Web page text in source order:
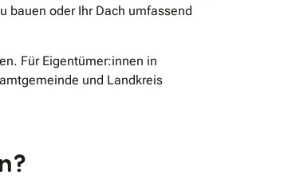
bauen oder Ihr Dach umfassend
Für Eigentümer:innen in
und Landkreis